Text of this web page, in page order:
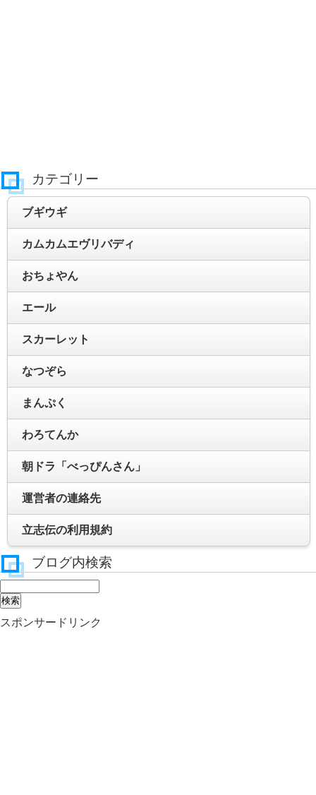
カテゴリー
ブギウギ
カムカムエヴリバディ
おちょやん
エール
スカーレット
なつぞら
まんぷく
わろてんか
朝ドラ「べっぴんさん」
運営者の連絡先
立志伝の利用規約
ブログ内検索
スポンサードリンク